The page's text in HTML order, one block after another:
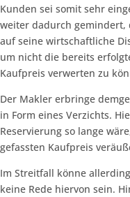
Kunden sei somit sehr
weiter dadurch gemindert,
auf seine wirtschaftliche
um nicht die bereits
Kaufpreis verwerten zu
Der Makler erbringe
in Form eines Verzichts.
Reservierung so lange
gefassten Kaufpreis
Im Streitfall könne
keine Rede hiervon sein.